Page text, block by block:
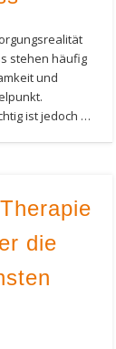
stehen häufig
und
ist jedoch …
die